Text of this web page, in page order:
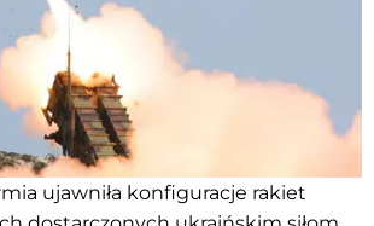
ujawniła konfiguracje rakiet